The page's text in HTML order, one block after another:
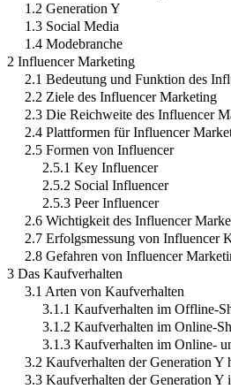
1.2 Generation Y
1.3 Social Media
1.4 Modebranche
2 Influencer Marketing
2.1 Bedeutung und Funktion des
2.2 Ziele des Influencer Marketing
2.3 Die Reichweite des Influencer
2.4 Plattformen für Influencer
2.5 Formen von Influencer
2.5.1 Key Influencer
2.5.2 Social Influencer
2.5.3 Peer Influencer
2.6 Wichtigkeit des Influencer
2.7 Erfolgsmessung von Influencer
2.8 Gefahren von Influencer
3 Das Kaufverhalten
3.1 Arten von Kaufverhalten
3.1.1 Kaufverhalten im Offline-
3.1.2 Kaufverhalten im Online-
3.1.3 Kaufverhalten im Online-
3.2 Kaufverhalten der Generation Y
3.3 Kaufverhalten der Generation Y